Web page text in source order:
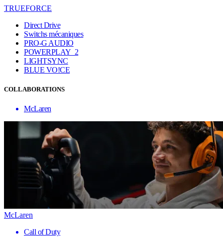
TRUEFORCE
Direct Drive
Switchs mécaniques
PRO-G AUDIO
POWERPLAY 2
LIGHTSYNC
BLUE VO!CE
COLLABORATIONS
McLaren
McLaren
Call of Duty